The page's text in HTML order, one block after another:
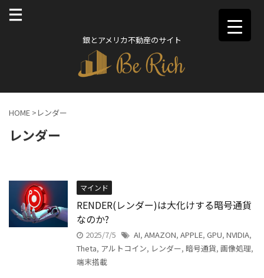
銀とアメリカ不動産のサイト
HOME > レンダー
レンダー
マインド
RENDER(レンダー)は大化けする暗号通貨
なのか?
2025/7/5 AI, AMAZON, APPLE, GPU, NVIDIA,
Theta, アルトコイン, レンダー, 暗号通貨, 画像処理,
端末搭載